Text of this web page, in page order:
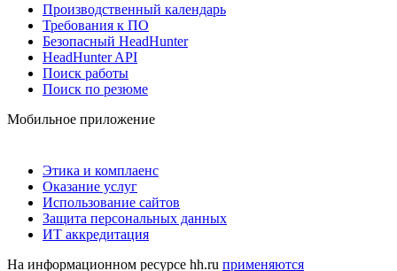
Производственный календарь
Требования к ПО
Безопасный HeadHunter
HeadHunter API
Поиск работы
Поиск по резюме
Мобильное приложение
Этика и комплаенс
Оказание услуг
Использование сайтов
Защита персональных данных
ИТ аккредитация
На информационном ресурсе hh.ru применяются